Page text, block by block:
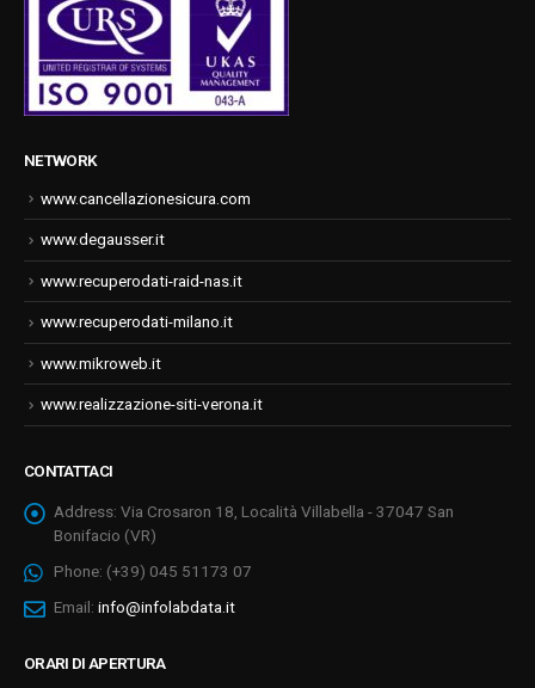
NETWORK
www.cancellazionesicura.com
www.degausser.it
www.recuperodati-raid-nas.it
www.recuperodati-milano.it
www.mikroweb.it
www.realizzazione-siti-verona.it
CONTATTACI
Address: Via Crosaron 18, Località Villabella - 37047 San
Bonifacio (VR)
Phone: (+39) 045 51173 07
Email: info@infolabdata.it
ORARI DI APERTURA